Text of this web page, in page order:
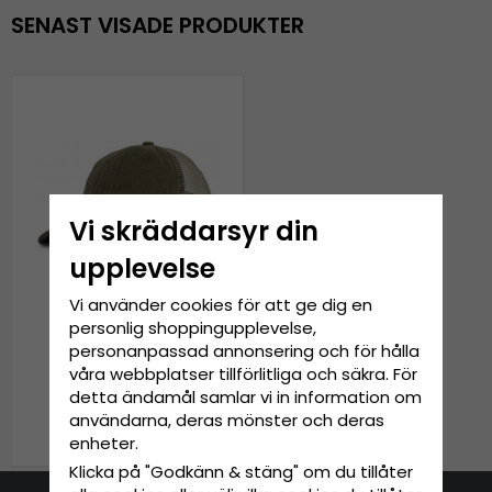
SENAST VISADE PRODUKTER
Keps - Gårda Finley
Washed Trucker (grön)
299 kr
Vi skräddarsyr din
upplevelse
Vi använder cookies för att ge dig en
personlig shoppingupplevelse,
personanpassad annonsering och för hålla
våra webbplatser tillförlitliga och säkra. För
detta ändamål samlar vi in information om
användarna, deras mönster och deras
enheter.
Klicka på "Godkänn & stäng" om du tillåter